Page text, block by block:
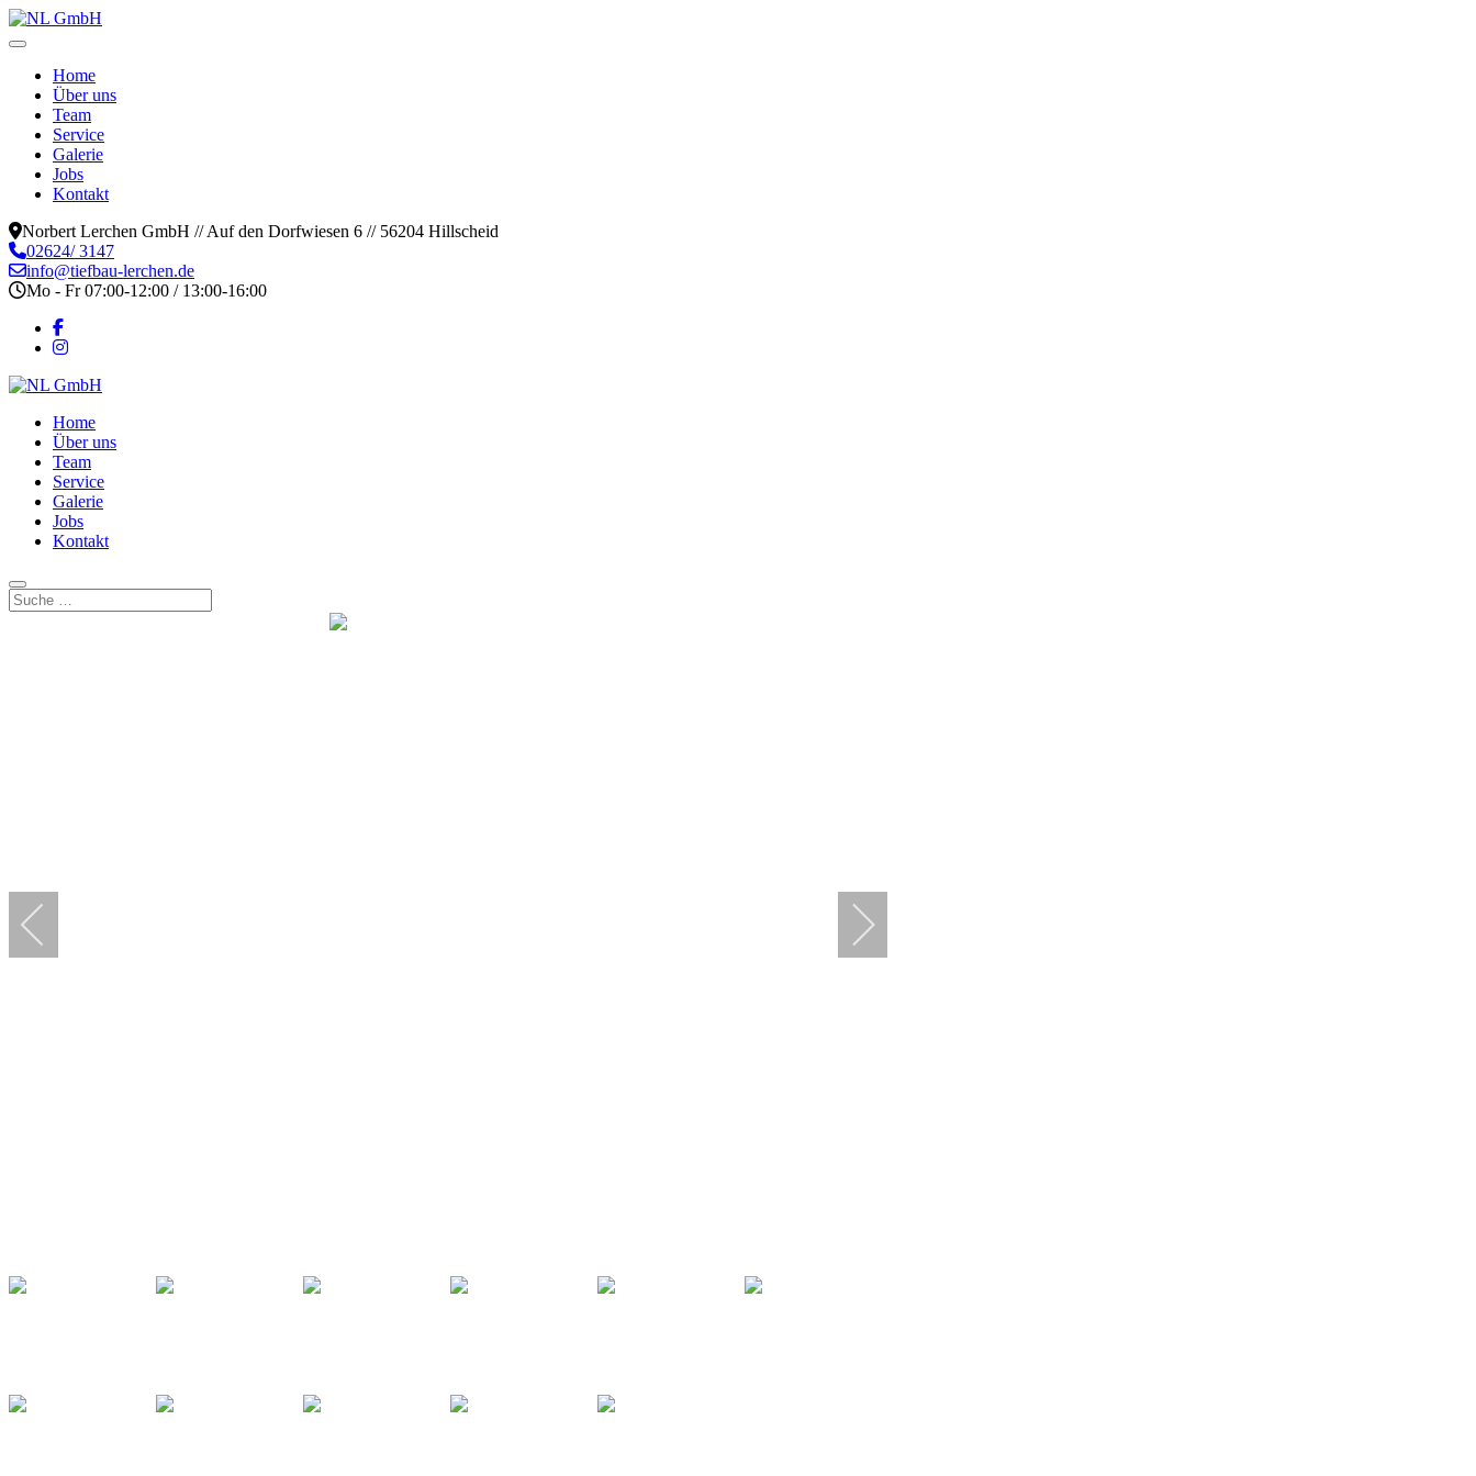
Home
Über uns
Team
Service
Galerie
Jobs
Kontakt
Norbert Lerchen GmbH // Auf den Dorfwiesen 6 // 56204 Hillscheid
02624/ 3147
info@tiefbau-lerchen.de
Mo - Fr 07:00-12:00 / 13:00-16:00
Home
Über uns
Team
Service
Galerie
Jobs
Kontakt